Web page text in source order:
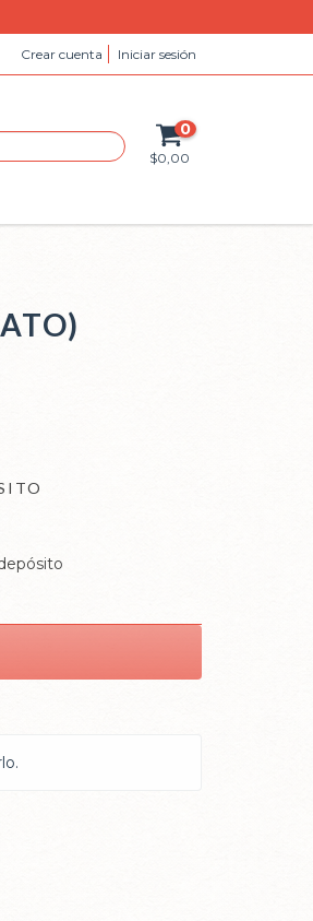
Crear cuenta Iniciar sesión
0
$0,00